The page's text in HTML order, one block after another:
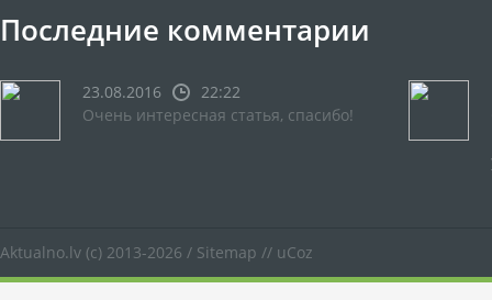
Последние комментарии
23.08.2016
22:22
Очень интересная статья, спасибо!
Aktualno.lv (c) 2013-2026 / Sitemap // uCoz